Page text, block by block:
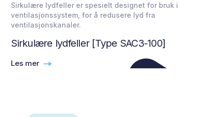
Sirkulære lydfeller er spesielt designet for bruk i
ventilasjonssystem, for å redusere lyd fra
ventilasjonskanaler.
Sirkulære lydfeller [Type SAC3-100]
Les mer